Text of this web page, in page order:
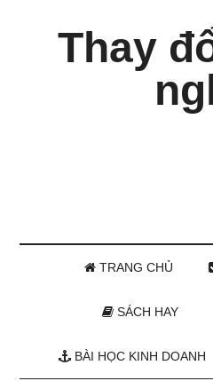
Thay
TRANG CHỦ
SÁCH HAY
BÀI HỌC KINH DOANH